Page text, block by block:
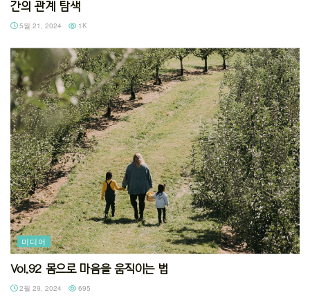
간의 관계 탐색
5월 21, 2024 1K
미디어
Vol.92 몸으로 마음을 움직이는 법
2월 29, 2024 695